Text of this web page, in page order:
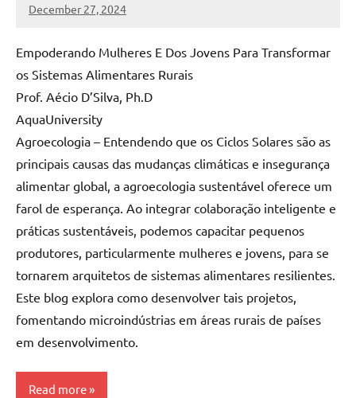
December 27, 2024
MyBelo
No
Empoderando Mulheres E Dos Jovens Para Transformar
os Sistemas Alimentares Rurais
Prof. Aécio D’Silva, Ph.D
AquaUniversity
Agroecologia – Entendendo que os Ciclos Solares são as
principais causas das mudanças climáticas e insegurança
alimentar global, a agroecologia sustentável oferece um
farol de esperança. Ao integrar colaboração inteligente e
práticas sustentáveis, podemos capacitar pequenos
produtores, particularmente mulheres e jovens, para se
tornarem arquitetos de sistemas alimentares resilientes.
Este blog explora como desenvolver tais projetos,
fomentando microindústrias em áreas rurais de países
em desenvolvimento.
Read more